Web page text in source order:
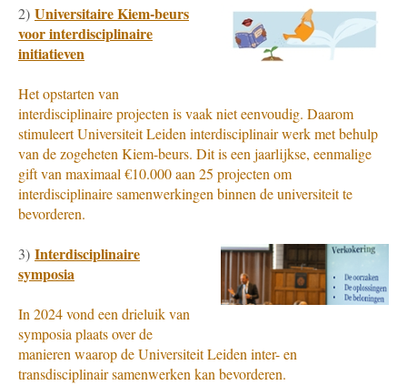
2) Universitaire Kiem-beurs
voor interdisciplinaire
initiatieven
Het opstarten van
interdisciplinaire projecten is vaak niet eenvoudig. Daarom
stimuleert Universiteit Leiden interdisciplinair werk met behulp
van de zogeheten Kiem-beurs. Dit is een jaarlijkse, eenmalige
gift van maximaal €10.000 aan 25 projecten om
interdisciplinaire samenwerkingen binnen de universiteit te
bevorderen.
3) Interdisciplinaire
symposia
In 2024 vond een drieluik van
symposia plaats over de
manieren waarop de Universiteit Leiden inter- en
transdisciplinair samenwerken kan bevorderen.